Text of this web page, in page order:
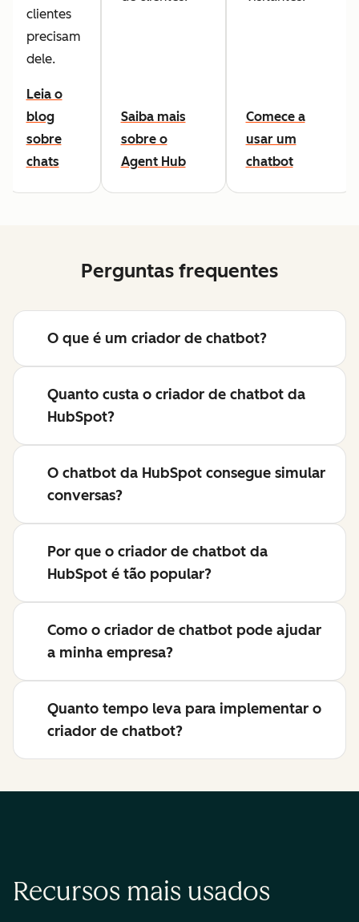
clientes
precisam
dele.
Leia o
blog
sobre
chats
Saiba mais
sobre o
Agent Hub
Comece a
usar um
chatbot
Perguntas frequentes
O que é um criador de chatbot?
Quanto custa o criador de chatbot da
HubSpot?
O chatbot da HubSpot consegue simular
conversas?
Por que o criador de chatbot da
HubSpot é tão popular?
Como o criador de chatbot pode ajudar
a minha empresa?
Quanto tempo leva para implementar o
criador de chatbot?
Recursos mais usados